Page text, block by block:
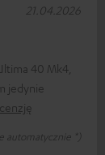
40 Mk4,
jedynie
automatycznie *)
21.04.2026